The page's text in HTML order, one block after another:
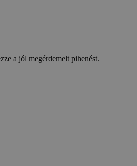
a jól megérdemelt pihenést.